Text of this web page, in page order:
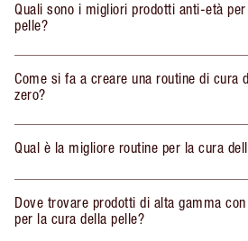
Quali sono i migliori prodotti anti-età
pelle?
Come si fa a creare una routine di cura
zero?
Qual è la migliore routine per la cura
Dove trovare prodotti di alta gamma
per la cura della pelle?